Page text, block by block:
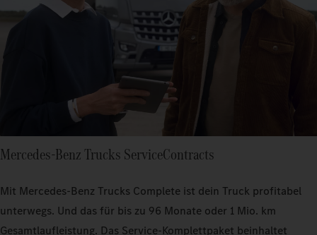
Mercedes‑Benz Trucks ServiceContracts
Mit Mercedes‑Benz Trucks Complete ist dein Truck profitabel
unterwegs. Und das für bis zu 96 Monate oder 1 Mio. km
Gesamtlaufleistung. Das Service-Komplettpaket beinhaltet